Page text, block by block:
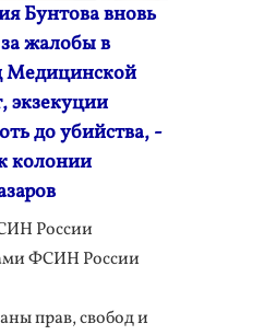
Бунтова вновь
жалобы в
Медицинской
экзекуции
до убийства, -
колонии
России
ФСИН России
прав, свобод и